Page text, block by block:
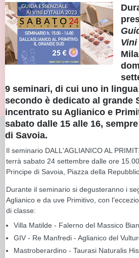
9 seminari, di cui uno in
secondo è dedicato al grande
incentrato su Aglianico e
sabato dalle 15 alle 16,
di Savoia.
Il seminario DALL'AGLIANICO AL
terrà sabato 24 settembre dalle ore
Principe di Savoia, Piazza della
Durante il seminario si degusteranno i
Aglianico e da uve Primitivo, con
di classe:
Villa Matilde - Falerno del Massico
GIV - Re Manfredi - Aglianico del
Mastroberardino - Taurasi Naturalis